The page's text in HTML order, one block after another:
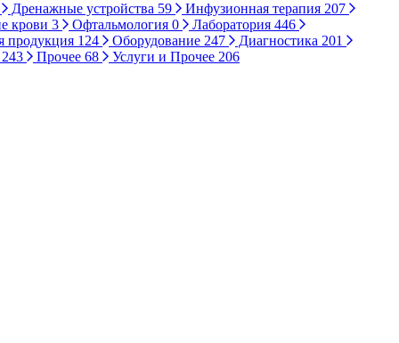
Дренажные устройства 59 Инфузионная терапия 207
крови 3 Офтальмология 0 Лаборатория 446
продукция 124 Оборудование 247 Диагностика 201
243 Прочее 68 Услуги и Прочее 206